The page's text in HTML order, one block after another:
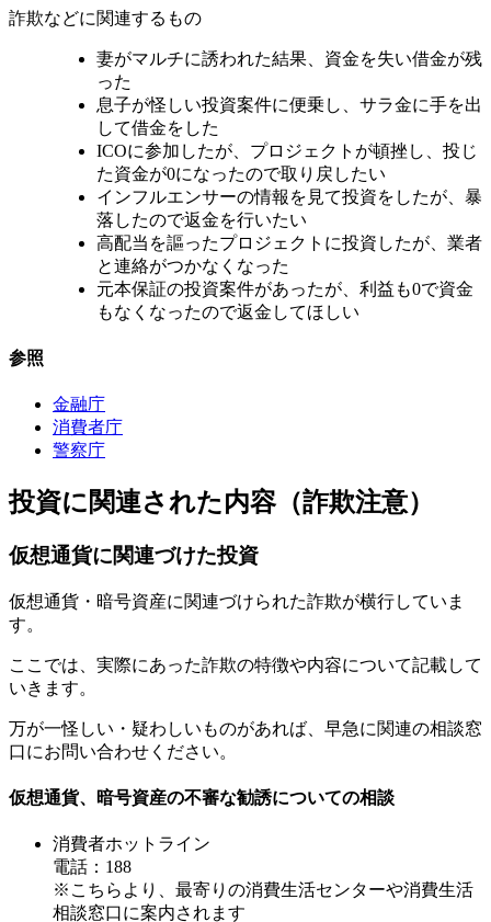
詐欺などに関連するもの
妻がマルチに誘われた結果、資金を失い借金が残
った
息子が怪しい投資案件に便乗し、サラ金に手を出
して借金をした
ICOに参加したが、プロジェクトが頓挫し、投じ
た資金が0になったので取り戻したい
インフルエンサーの情報を見て投資をしたが、暴
落したので返金を行いたい
高配当を謳ったプロジェクトに投資したが、業者
と連絡がつかなくなった
元本保証の投資案件があったが、利益も0で資金
もなくなったので返金してほしい
参照
金融庁
消費者庁
警察庁
投資に関連された内容（詐欺注意）
仮想通貨に関連づけた投資
仮想通貨・暗号資産に関連づけられた詐欺が横行していま
す。
ここでは、実際にあった詐欺の特徴や内容について記載して
いきます。
万が一怪しい・疑わしいものがあれば、早急に関連の相談窓
口にお問い合わせください。
仮想通貨、暗号資産の不審な勧誘についての相談
消費者ホットライン
電話：188
※こちらより、最寄りの消費生活センターや消費生活
相談窓口に案内されます